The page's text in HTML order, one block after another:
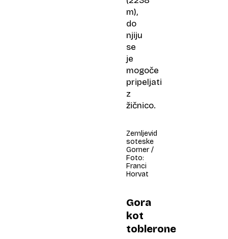
m),
do
njiju
se
je
mogoče
pripeljati
z
žičnico.
Zemljevid
soteske
Gorner /
Foto:
Franci
Horvat
Gora
kot
toblerone